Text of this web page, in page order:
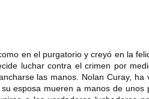
en el purgatorio y creyó en la
luchar contra el crimen por
las manos. Nolan Curay, ha
esposa mueren a manos de unos